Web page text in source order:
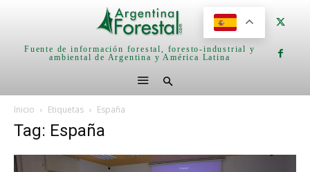
Fuente de información forestal, foresto-industrial y
ambiental de Argentina y América Latina
Inicio Etiquetas España
Tag: España